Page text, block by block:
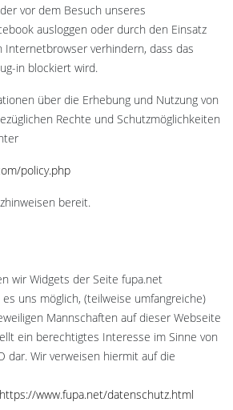
vor dem Besuch unseres
ausloggen oder durch den Einsatz
verhindern, dass das
in blockiert wird.
über die Erhebung und Nutzung von
Rechte und Schutzmöglichkeiten
policy.php
bereit.
wir Widgets der Seite fupa.net
uns möglich, (teilweise umfangreiche)
Mannschaften auf dieser Webseite
ein berechtigtes Interesse im Sinne von
dar. Wir verweisen hiermit auf die
https://www.fupa.net/datenschutz.html